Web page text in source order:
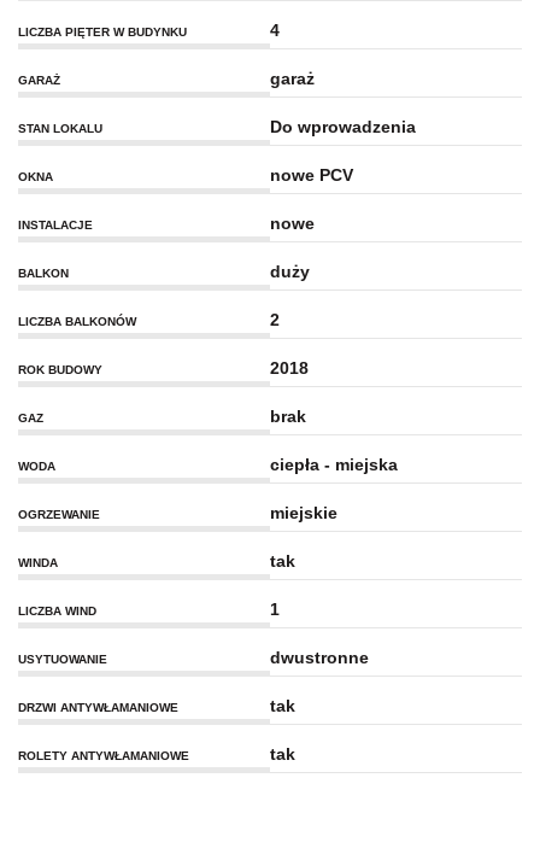
LICZBA PIĘTER W BUDYNKU 4
GARAŻ garaż
STAN LOKALU Do wprowadzenia
OKNA nowe PCV
INSTALACJE nowe
BALKON duży
LICZBA BALKONÓW 2
ROK BUDOWY 2018
GAZ brak
WODA ciepła - miejska
OGRZEWANIE miejskie
WINDA tak
LICZBA WIND 1
USYTUOWANIE dwustronne
DRZWI ANTYWŁAMANIOWE tak
ROLETY ANTYWŁAMANIOWE tak